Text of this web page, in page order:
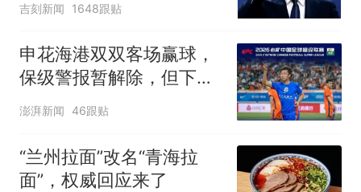
吉刻新闻 1648跟贴
申花海港双双客场赢球，
保级警报暂解除，但下一
轮才是生死战
澎湃新闻 46跟贴
“兰州拉面”改名“青海拉
面”，权威回应来了